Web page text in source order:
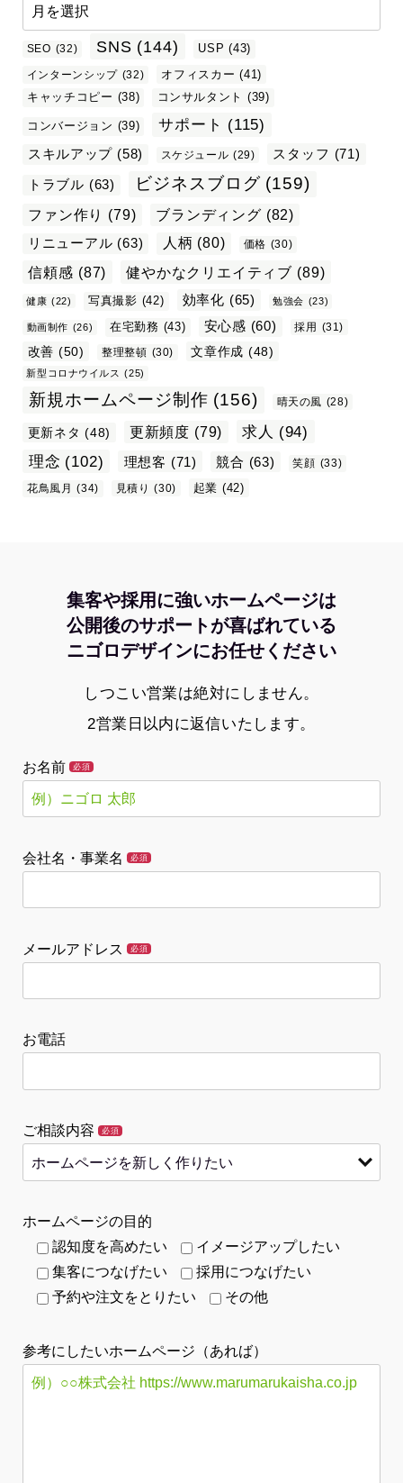
SEO (32) SNS (144) USP (43)
インターンシップ (32) オフィスカー (41)
キャッチコピー (38) コンサルタント (39)
コンバージョン (39) サポート (115)
スキルアップ (58) スケジュール (29) スタッフ (71)
トラブル (63) ビジネスブログ (159)
ファン作り (79) ブランディング (82)
リニューアル (63) 人柄 (80) 価格 (30)
信頼感 (87) 健やかなクリエイティブ (89)
健康 (22) 写真撮影 (42) 効率化 (65) 勉強会 (23)
動画制作 (26) 在宅勤務 (43) 安心感 (60) 採用 (31)
改善 (50) 整理整頓 (30) 文章作成 (48)
新型コロナウイルス (25)
新規ホームページ制作 (156) 晴天の風 (28)
更新ネタ (48) 更新頻度 (79) 求人 (94)
理念 (102) 理想客 (71) 競合 (63) 笑顔 (33)
花鳥風月 (34) 見積り (30) 起業 (42)
集客や採用に強いホームページは
公開後のサポートが喜ばれている
ニゴロデザインにお任せください
しつこい営業は絶対にしません。
2営業日以内に返信いたします。
お名前 必須
会社名・事業名 必須
メールアドレス 必須
お電話
ご相談内容 必須
ホームページの目的
認知度を高めたい
イメージアップしたい
集客につなげたい
採用につなげたい
予約や注文をとりたい
その他
参考にしたいホームページ（あれば）